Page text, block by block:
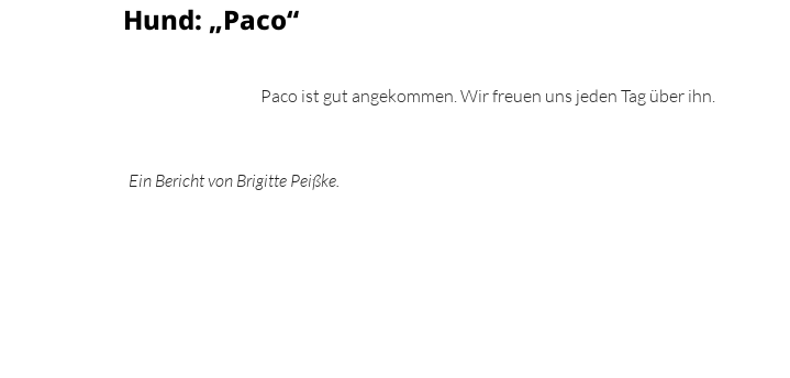
Hund: „Paco“
Paco ist gut angekommen. Wir freuen uns jeden Tag über ihn.
Ein Bericht von Brigitte Peißke.